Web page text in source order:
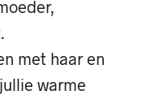
met haar en
warme